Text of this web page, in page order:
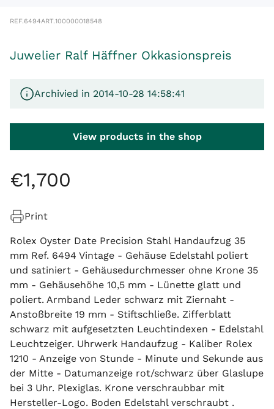
REF.6494ART.100000018548
Juwelier Ralf Häffner Okkasionspreis
Archivied in 2014-10-28 14:58:41
View products in the shop
€1,700
Print
Rolex Oyster Date Precision Stahl Handaufzug 35
mm Ref. 6494 Vintage - Gehäuse Edelstahl poliert
und satiniert - Gehäusedurchmesser ohne Krone 35
mm - Gehäusehöhe 10,5 mm - Lünette glatt und
poliert. Armband Leder schwarz mit Ziernaht -
Anstoßbreite 19 mm - Stiftschließe. Zifferblatt
schwarz mit aufgesetzten Leuchtindexen - Edelstahl
Leuchtzeiger. Uhrwerk Handaufzug - Kaliber Rolex
1210 - Anzeige von Stunde - Minute und Sekunde aus
der Mitte - Datumanzeige rot/schwarz über Glaslupe
bei 3 Uhr. Plexiglas. Krone verschraubbar mit
Hersteller-Logo. Boden Edelstahl verschraubt .